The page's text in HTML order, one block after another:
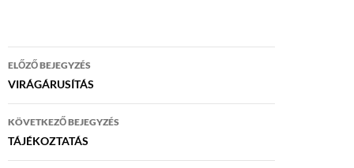
Bejegyzés
navigáció
ELŐZŐ BEJEGYZÉS
VIRÁGÁRUSÍTÁS
KÖVETKEZŐ BEJEGYZÉS
TÁJÉKOZTATÁS